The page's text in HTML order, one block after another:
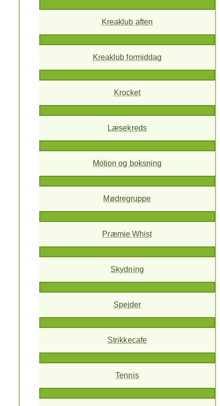
Kreaklub aften
Kreaklub formiddag
Krocket
Læsekreds
Motion og boksning
Mødregruppe
Præmie Whist
Skydning
Spejder
Strikkecafe
Tennis